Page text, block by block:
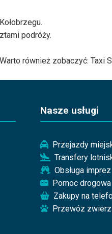
podróży.
Warto również zobaczyć: Taxi
Nasze usługi
Przejazdy
Transfery
Obsługa imprez
Pomoc drogowa
Zakupy na
Przewóz